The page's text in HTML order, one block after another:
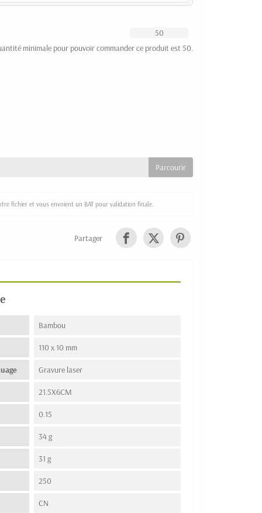
minimale pour pouvoir commander ce produit est 50.
fichier et vous envoient un BAT pour validation finale.
Partager
Bambou
110 x 10 mm
Gravure laser
21.5X6CM
0.15
34 g
31 g
250
CN